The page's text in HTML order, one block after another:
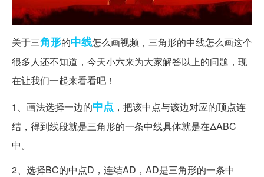
关于三角形的中线怎么画视频，三角形的中线怎么画这个
很多人还不知道，今天小六来为大家解答以上的问题，现
在让我们一起来看看吧！
1、画法选择一边的中点 ，把该中点与该边对应的顶点连
结，得到线段就是三角形的一条中线具体就是在ΔABC
中。
2、选择BC的中点D，连结AD，AD是三角形的一条中